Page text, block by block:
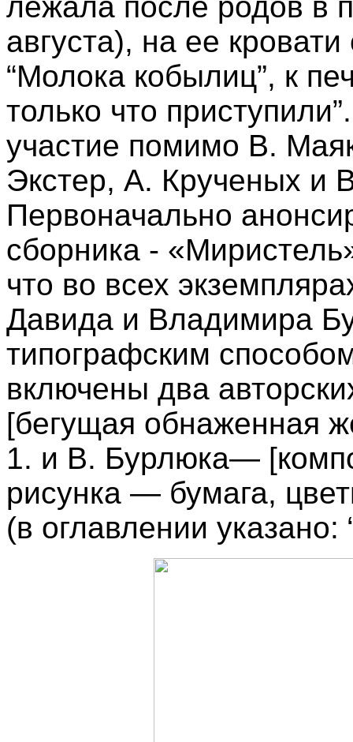
лежала после родов в
августа), на ее
“Молока кобылиц”, к
только что
участие помимо В.
Экстер, А. Крученых и
Первоначально
сборника -
что во всех
Давида и Владимира
типографским
включены два
[бегущая обнаженная
1. и В. Бурлюка—
рисунка — бумага,
(в оглавлении указано: